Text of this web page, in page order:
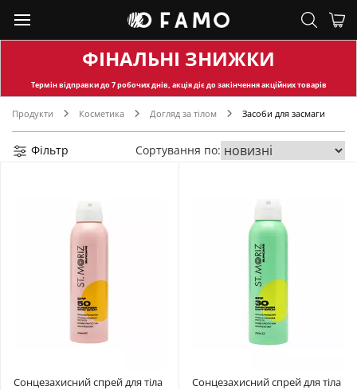
ФІНАЛЬНІ ЗНИЖКИ
Термін відправкидо 7 робочих днів, акція діє до закінчення акційних товарів
Продукти Косметика Догляд за тілом Засоби для засмаги
Фільтр Сортування по:
Сонцезахисний спрей для тіла
Сонцезахисний спрей для тіла